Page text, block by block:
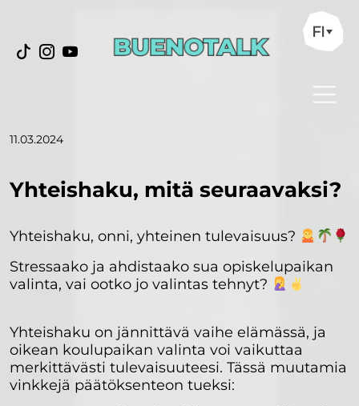
FI
11.03.2024
Yhteishaku, mitä seuraavaksi?
Yhteishaku, onni, yhteinen tulevaisuus?
Stressaako ja ahdistaako sua opiskelupaikan
valinta, vai ootko jo valintas tehnyt?
Yhteishaku on jännittävä vaihe elämässä, ja
oikean koulupaikan valinta voi vaikuttaa
merkittävästi tulevaisuuteesi. Tässä muutamia
vinkkejä päätöksenteon tueksi: